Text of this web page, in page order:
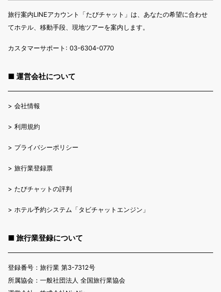
旅行案内LINEアカウント「たびチャット」は、あなたの希望に合わせ
てホテル、移動手段、現地ツアーを案内します。
カスタマーサポート: 03-6304-0770
■ 運営会社について
> 会社情報
> 利用規約
> プライバシーポリシー
> 旅行業登録票
> たびチャットの評判
> ホテル予約システム「タビチャットエンジン」
■ 旅行業登録について
登録番号：旅行業 第3-7312号
所属協会：一般社団法人 全国旅行業協会